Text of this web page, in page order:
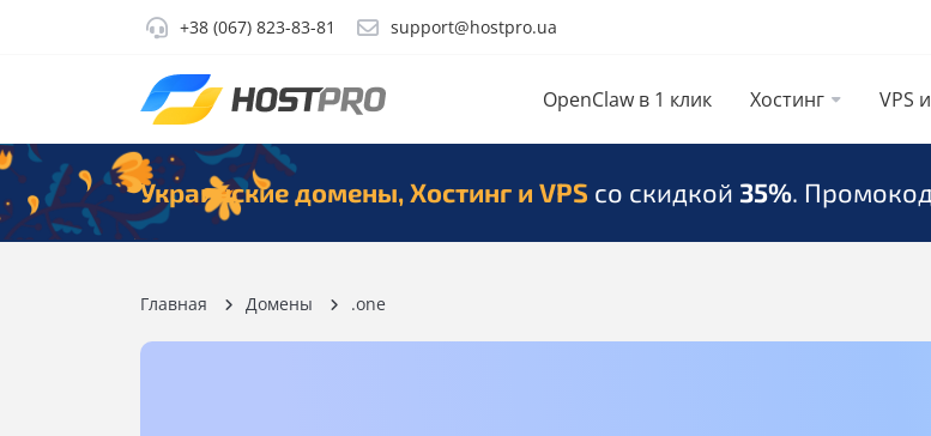
+38 (067) 823-83-81 support@hostpro.ua
OpenClaw в 1 клик Хостинг VPS
Украинские домены, Хостинг и VPS со скидкой 35%. Промокод
Главная Домены .one